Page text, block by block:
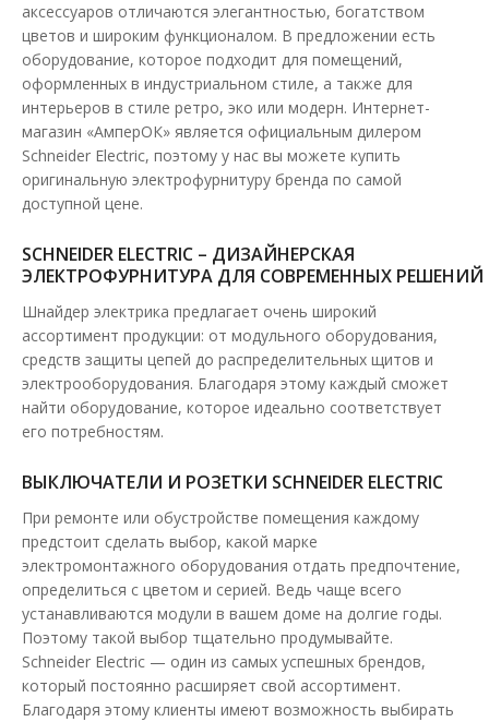
Дифференциальный автомат Schneider 20А 30мА
тип А Resi9
Доступность: В наличии
Автоматический выключатель 1P+N с 1 защищенным по..
2 886.92 грн
В КОРЗИНУ
аксессуаров отличаются элегантностью, богатством
цветов и широким функционалом. В предложении есть
оборудование, которое подходит для помещений,
оформленных в индустриальном стиле, а также для
интерьеров в стиле ретро, эко или модерн. Интернет-
магазин «АмперОК» является официальным дилером
Schneider Electric, поэтому у нас вы можете купить
оригинальную электрофурнитуру бренда по самой
доступной цене.
SCHNEIDER ELECTRIC – ДИЗАЙНЕРСКАЯ
ЭЛЕКТРОФУРНИТУРА ДЛЯ СОВРЕМЕННЫХ РЕШЕНИЙ
Шнайдер электрика предлагает очень широкий
ассортимент продукции: от модульного оборудования,
средств защиты цепей до распределительных щитов и
электрооборудования. Благодаря этому каждый сможет
найти оборудование, которое идеально соответствует
его потребностям.
ВЫКЛЮЧАТЕЛИ И РОЗЕТКИ SCHNEIDER ELECTRIC
При ремонте или обустройстве помещения каждому
предстоит сделать выбор, какой марке
электромонтажного оборудования отдать предпочтение,
определиться с цветом и серией. Ведь чаще всего
устанавливаются модули в вашем доме на долгие годы.
Поэтому такой выбор тщательно продумывайте.
Schneider Electric — один из самых успешных брендов,
который постоянно расширяет свой ассортимент.
Благодаря этому клиенты имеют возможность выбирать